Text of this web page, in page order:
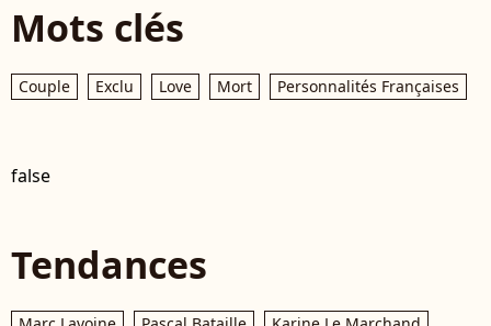
Mots clés
Couple Exclu Love Mort Personnalités Françaises
false
Tendances